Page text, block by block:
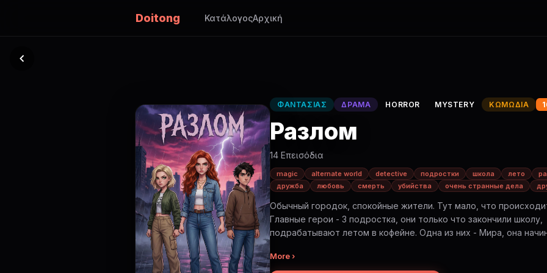
Doitong ΚατάλογοςΑρχική
ΦΑΝΤΑΣΊΑΣ ΔΡΆΜΑ HORROR MYSTERY ΚΩΜΩΔΊΑ
Разлом
14 Επεισόδια
magic alternate world detective подростки школа лето
дружба
любовь смерть убийства очень странные дела
Обычный городок, спокойные жители. Тут мало, что
Главные герои - 3 подростка, они только что закончили школу,
подрабатывают летом в кофейне. Одна из них - Мира, она начинает
поселяется у нее внутри. Вместе с тем, предметы начинают
More ›